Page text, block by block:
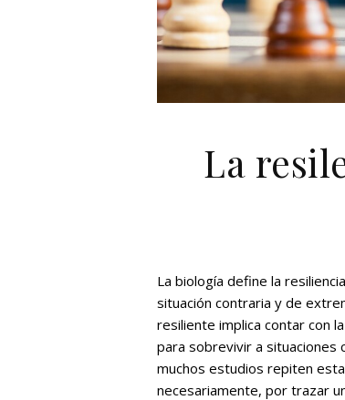
La
La biología define la
situación contraria y de
resiliente implica contar con
para sobrevivir a situaciones
muchos estudios repiten
necesariamente, por trazar